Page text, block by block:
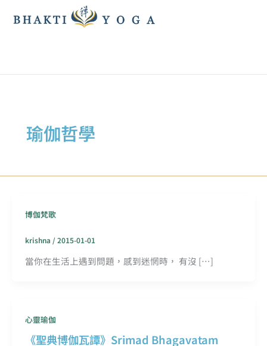
容
瑜伽哲學
博伽梵歌
krishna /2015-01-01
當你在生活上遇到問題，感到迷惘時， 有沒 […]
心靈瑜伽
《聖典博伽瓦譚》Srimad Bhagavatam